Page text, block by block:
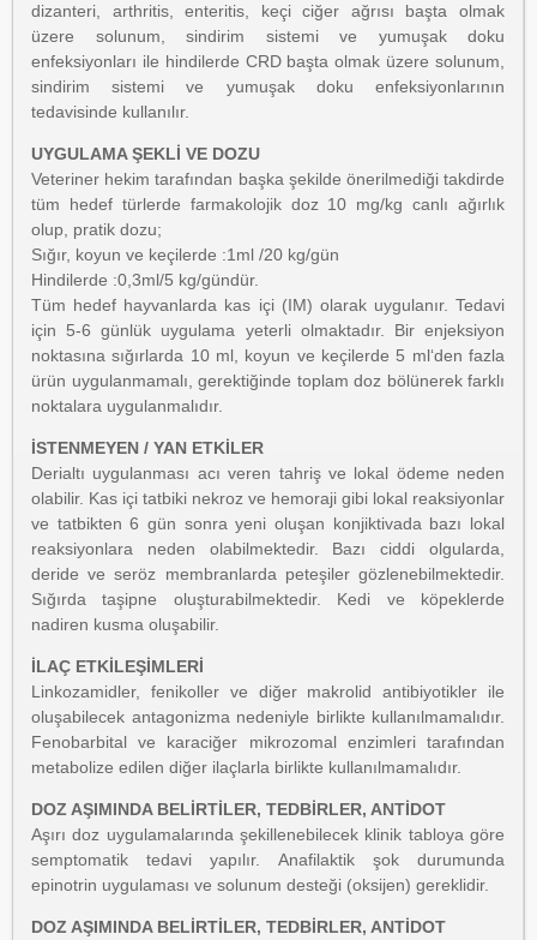
dizanteri, arthritis, enteritis, keçi ciğer ağrısı başta olmak
üzere solunum, sindirim sistemi ve yumuşak doku
enfeksiyonları ile hindilerde CRD başta olmak üzere solunum,
sindirim sistemi ve yumuşak doku enfeksiyonlarının
tedavisinde kullanılır.
UYGULAMA ŞEKLİ VE DOZU
Veteriner hekim tarafından başka şekilde önerilmediği takdirde
tüm hedef türlerde farmakolojik doz 10 mg/kg canlı ağırlık
olup, pratik dozu;
Sığır, koyun ve keçilerde :1ml /20 kg/gün
Hindilerde :0,3ml/5 kg/gündür.
Tüm hedef hayvanlarda kas içi (IM) olarak uygulanır. Tedavi
için 5-6 günlük uygulama yeterli olmaktadır. Bir enjeksiyon
noktasına sığırlarda 10 ml, koyun ve keçilerde 5 ml‘den fazla
ürün uygulanmamalı, gerektiğinde toplam doz bölünerek farklı
noktalara uygulanmalıdır.
İSTENMEYEN / YAN ETKİLER
Derialtı uygulanması acı veren tahriş ve lokal ödeme neden
olabilir. Kas içi tatbiki nekroz ve hemoraji gibi lokal reaksiyonlar
ve tatbikten 6 gün sonra yeni oluşan konjiktivada bazı lokal
reaksiyonlara neden olabilmektedir. Bazı ciddi olgularda,
deride ve seröz membranlarda peteşiler gözlenebilmektedir.
Sığırda taşipne oluşturabilmektedir. Kedi ve köpeklerde
nadiren kusma oluşabilir.
İLAÇ ETKİLEŞİMLERİ
Linkozamidler, fenikoller ve diğer makrolid antibiyotikler ile
oluşabilecek antagonizma nedeniyle birlikte kullanılmamalıdır.
Fenobarbital ve karaciğer mikrozomal enzimleri tarafından
metabolize edilen diğer ilaçlarla birlikte kullanılmamalıdır.
DOZ AŞIMINDA BELİRTİLER, TEDBİRLER, ANTİDOT
Aşırı doz uygulamalarında şekillenebilecek klinik tabloya göre
semptomatik tedavi yapılır. Anafilaktik şok durumunda
epinotrin uygulaması ve solunum desteği (oksijen) gereklidir.
DOZ AŞIMINDA BELİRTİLER, TEDBİRLER, ANTİDOT